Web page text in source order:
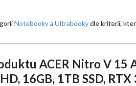
Notebooky a Ultrabookydle kriterií,
ACER Nitro V 15
16GB, 1TB SSD,